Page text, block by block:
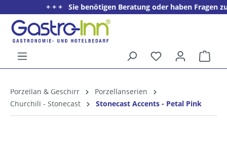
springen+ + + Sie benötigen Beratung oder haben Fragen
Willkommens­rabatt**
für neue Kunden
Porzellan & Geschirr
Porzellanserien
Churchill - Stonecast
Stonecast Accents - Petal Pink